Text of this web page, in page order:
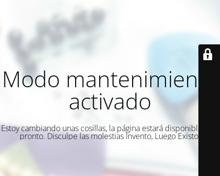
Modo mantenimiento
activado
Estoy cambiando unas cosillas, la página estará disponible muy
pronto. Disculpe las molestias Invento, Luego Existo.